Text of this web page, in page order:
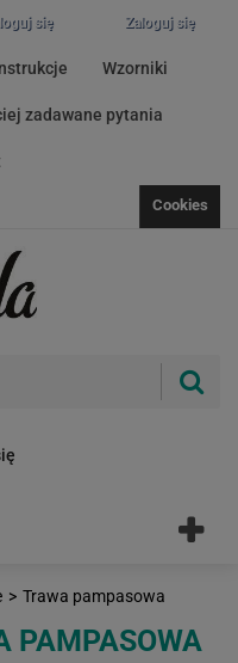
Zaloguj się
się
Wzorniki
zadawane pytania
Cookies
> Trawa pampasowa
PAMPASOWA